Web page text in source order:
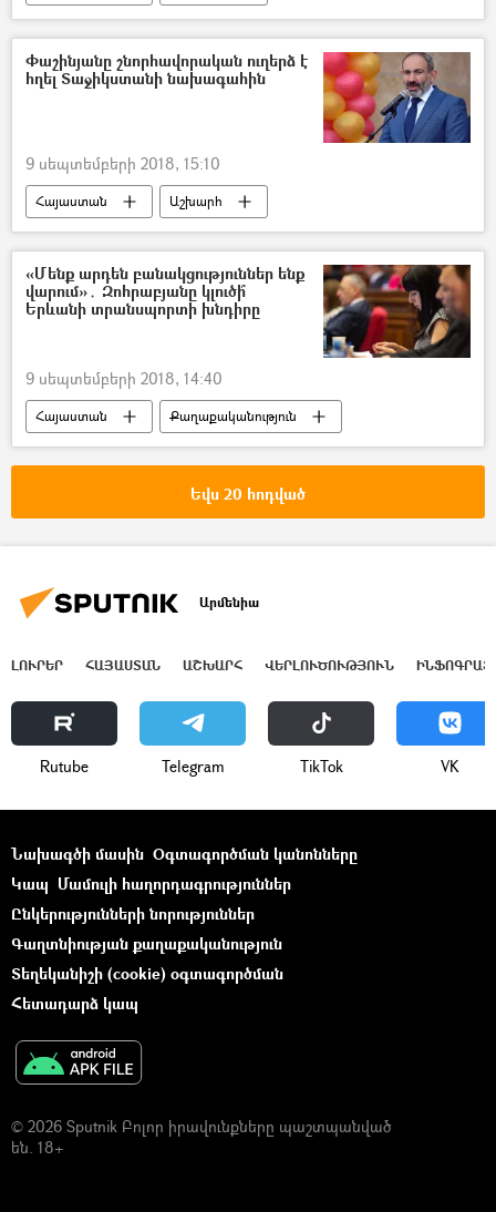
հասարակություն
Փաշինյանը շնորհավորական ուղերձ է
հղել Տաջիկստանի նախագահին
9 սեպտեմբերի 2018, 15:10
Հայաստան
Աշխարհ
Քաղաքականություն
Նիկոլ Փաշինյան
«Մենք արդեն բանակցություններ ենք
վարում»․ Զոհրաբյանը կլուծի՞
Երևանի տրանսպորտի խնդիրը
9 սեպտեմբերի 2018, 14:40
Հայաստան
Քաղաքականություն
Երևանի ավագանու ընտրություններ 2018
Եվս 20 հոդված
Արմենիա
ԼՈՒՐԵՐ ՀԱՅԱՍՏԱՆ ԱՇԽԱՐՀ ՎԵՐԼՈՒԾՈՒԹՅՈՒՆ
Rutube Telegram ТikТоk VK
Նախագծի մասին Օգտագործման կանոնները
Կապ Մամուլի հաղորդագրություններ
Ընկերությունների նորություններ
Գաղտնիության քաղաքականություն
Տեղեկանիշի (cookie) օգտագործման
Հետադարձ կապ
© 2026 Sputnik Բոլոր իրավունքները պաշտպանված
են. 18+